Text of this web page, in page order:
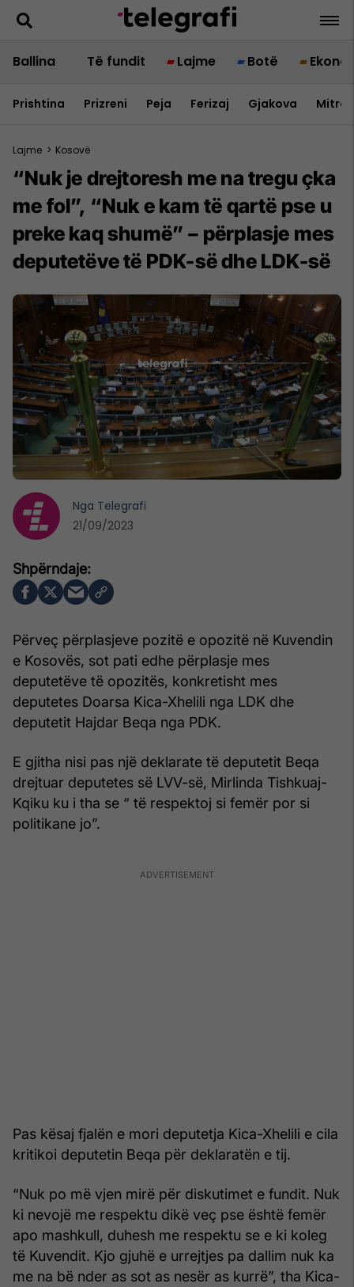
Ballina Të fundit Lajme Botë
Prishtina Prizreni Peja Ferizaj Gjakova
Lajme > Kosovë
“Nuk je drejtoresh me na tregu çka
me fol”, “Nuk e kam të qartë pse u
preke kaq shumë” – përplasje mes
deputetëve të PDK-së dhe LDK-së
Përveç përplasjeve pozitë e opozitë në Kuvendin
e Kosovës, sot pati edhe përplasje mes
deputetëve të opozitës, konkretisht mes
deputetes Doarsa Kica-Xhelili nga LDK dhe
deputetit Hajdar Beqa nga PDK.
E gjitha nisi pas një deklarate të deputetit Beqa
drejtuar deputetes së LVV-së, Mirlinda Tishkuaj-
Kqiku ku i tha se “ të respektoj si femër por si
politikane jo”.
Pas kësaj fjalën e mori deputetja Kica-Xhelili e cila
kritikoi deputetin Beqa për deklaratën e tij.
“Nuk po më vjen mirë për diskutimet e fundit. Nuk
ki nevojë me respektu dikë veç pse është femër
apo mashkull, duhesh me respektu se e ki koleg
të Kuvendit. Kjo gjuhë e urrejtjes pa dallim nuk ka
me na bë nder as sot as nesër as kurrë”, tha Kica-
Nga Telegrafi
21/09/2023